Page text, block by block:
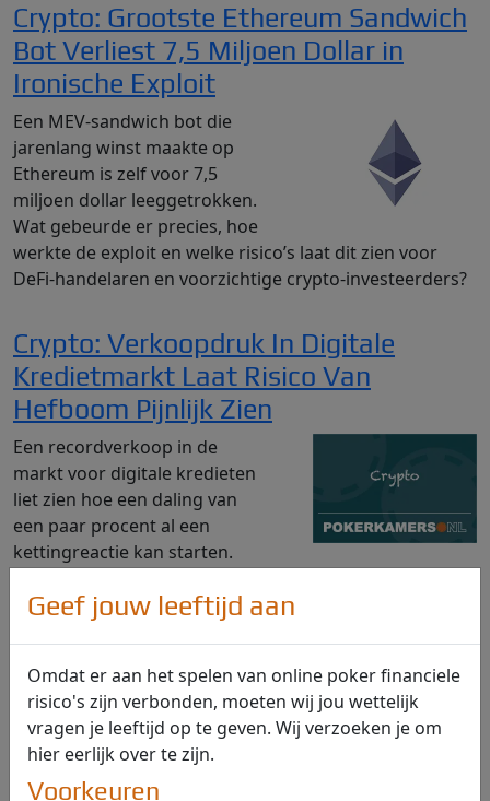
Geef jouw leeftijd aan
Omdat er aan het spelen van online poker financiele
risico's zijn verbonden, moeten wij jou wettelijk
vragen je leeftijd op te geven. Wij verzoeken je om
hier eerlijk over te zijn.
Voorkeuren
Crypto: Grootste Ethereum Sandwich
Bot Verliest 7,5 Miljoen Dollar in
Ironische Exploit
Een MEV-sandwich bot die
jarenlang winst maakte op
Ethereum is zelf voor 7,5
miljoen dollar leeggetrokken.
Wat gebeurde er precies, hoe
werkte de exploit en welke risico’s laat dit zien voor
DeFi-handelaren en voorzichtige crypto-investeerders?
Crypto: Verkoopdruk In Digitale
Kredietmarkt Laat Risico Van
Hefboom Pijnlijk Zien
Een recordverkoop in de
markt voor digitale kredieten
liet zien hoe een daling van
een paar procent al een
kettingreactie kan starten.
liquiditeit en automatische liquidaties, en welke lessen
Crypto: Ripple-Stablecoin en XRP
Ledger Krijgen Afrikaanse Impuls Via
Investering in Flutterwave